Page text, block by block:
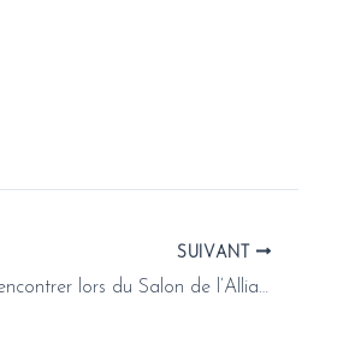
SUIVANT
J’ai le plaisir de vous inviter à me rencontrer lors du Salon de l’Alliance Mariage &PACS de MURET le 13 et 14 octobre 2018